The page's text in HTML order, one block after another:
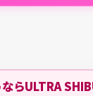
らULTRA